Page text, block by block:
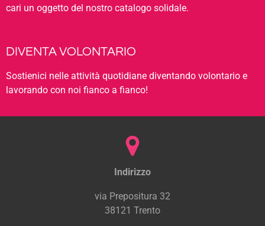
cari un oggetto del nostro catalogo solidale.
DIVENTA VOLONTARIO
Sostienici nelle attività quotidiane diventando volontario e
lavorando con noi fianco a fianco!
Indirizzo
via Prepositura 32
38121 Trento